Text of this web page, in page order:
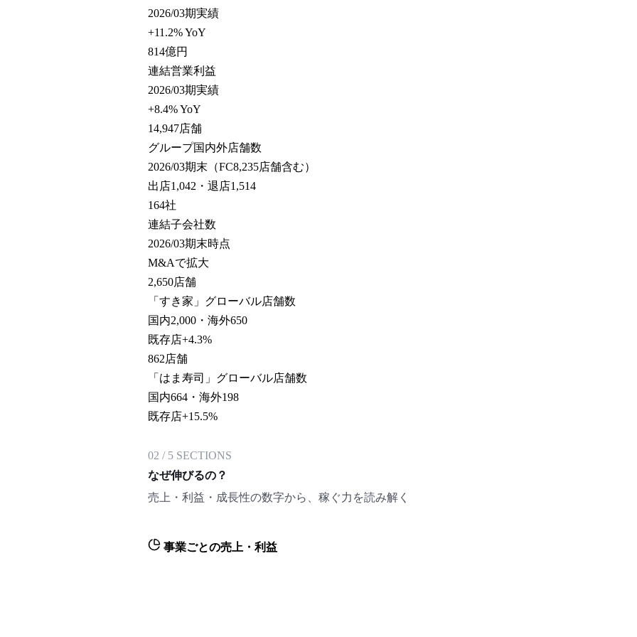
2026/03期実績
+11.2% YoY
814億円
連結営業利益
2026/03期実績
+8.4% YoY
14,947店舗
グループ国内外店舗数
2026/03期末（FC8,235店舗含む）
出店1,042・退店1,514
164社
連結子会社数
2026/03期末時点
M&Aで拡大
2,650店舗
「すき家」グローバル店舗数
国内2,000・海外650
既存店+4.3%
862店舗
「はま寿司」グローバル店舗数
国内664・海外198
既存店+15.5%
02 / 5 SECTIONS
なぜ伸びるの？
売上・利益・成長性の数字から、稼ぐ力を読み解く
事業ごとの売上・利益